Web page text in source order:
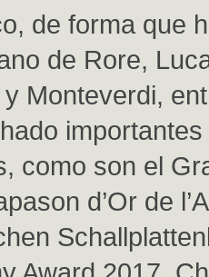
de forma que
de Rore,
Monteverdi,
importantes
como son el
d’Or de